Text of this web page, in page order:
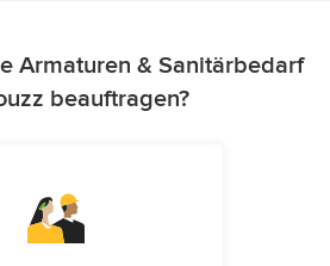
Armaturen & Sanitärbedarf
beauftragen?